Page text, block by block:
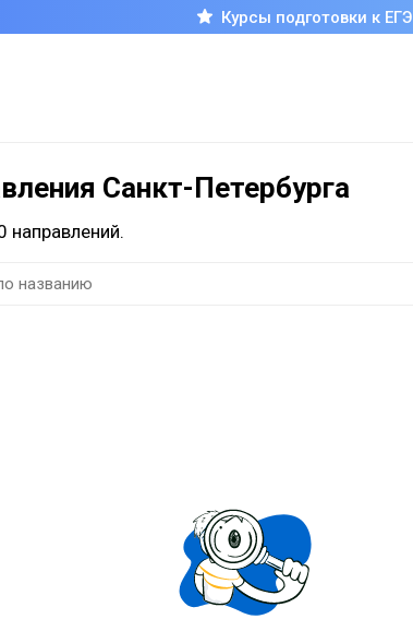
Курсы подготовки к ЕГЭ
Санкт-Петербурга
направлений.